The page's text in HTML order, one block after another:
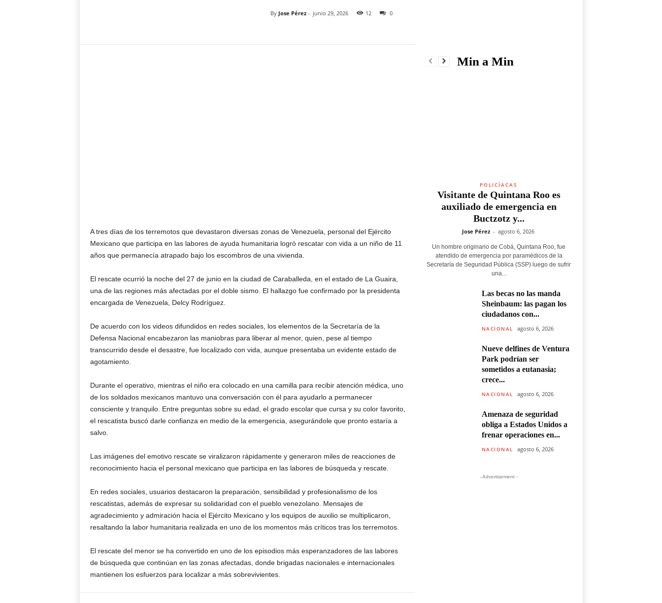
By Jose Pérez- junio 29, 2026 12 0
A tres días de los terremotos que devastaron diversas zonas de Venezuela, personal del Ejército
Mexicano que participa en las labores de ayuda humanitaria logró rescatar con vida a un niño de 11
años que permanecía atrapado bajo los escombros de una vivienda.
El rescate ocurrió la noche del 27 de junio en la ciudad de Caraballeda, en el estado de La Guaira,
una de las regiones más afectadas por el doble sismo. El hallazgo fue confirmado por la presidenta
encargada de Venezuela, Delcy Rodríguez.
De acuerdo con los videos difundidos en redes sociales, los elementos de la Secretaría de la
Defensa Nacional encabezaron las maniobras para liberar al menor, quien, pese al tiempo
transcurrido desde el desastre, fue localizado con vida, aunque presentaba un evidente estado de
agotamiento.
Durante el operativo, mientras el niño era colocado en una camilla para recibir atención médica, uno
de los soldados mexicanos mantuvo una conversación con él para ayudarlo a permanecer
consciente y tranquilo. Entre preguntas sobre su edad, el grado escolar que cursa y su color favorito,
el rescatista buscó darle confianza en medio de la emergencia, asegurándole que pronto estaría a
salvo.
Las imágenes del emotivo rescate se viralizaron rápidamente y generaron miles de reacciones de
reconocimiento hacia el personal mexicano que participa en las labores de búsqueda y rescate.
En redes sociales, usuarios destacaron la preparación, sensibilidad y profesionalismo de los
rescatistas, además de expresar su solidaridad con el pueblo venezolano. Mensajes de
agradecimiento y admiración hacia el Ejército Mexicano y los equipos de auxilio se multiplicaron,
resaltando la labor humanitaria realizada en uno de los momentos más críticos tras los terremotos.
El rescate del menor se ha convertido en uno de los episodios más esperanzadores de las labores
de búsqueda que continúan en las zonas afectadas, donde brigadas nacionales e internacionales
mantienen los esfuerzos para localizar a más sobrevivientes.
Min a Min
POLICÍACAS
Visitante de Quintana Roo es
auxiliado de emergencia en
Buctzotz y...
Jose Pérez - agosto 6, 2026
Un hombre originario de Cobá, Quintana Roo, fue
atendido de emergencia por paramédicos de la
Secretaría de Seguridad Pública (SSP) luego de sufrir
una...
Las becas no las manda
Sheinbaum: las pagan los
ciudadanos con...
NACIONAL agosto 6, 2026
Nueve delfines de Ventura
Park podrían ser
sometidos a eutanasia;
crece...
NACIONAL agosto 6, 2026
Amenaza de seguridad
obliga a Estados Unidos a
frenar operaciones en...
NACIONAL agosto 6, 2026
- Advertisement -